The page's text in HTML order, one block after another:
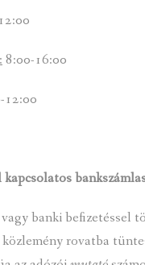
8:00-16:00
12:00
banki befizetéssel
rovatba